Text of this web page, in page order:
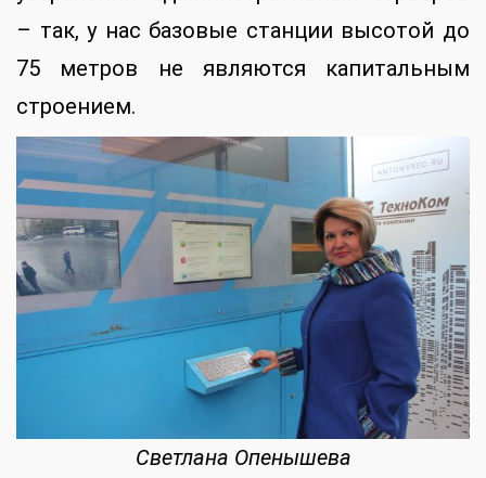
– так, у нас базовые станции высотой до
75 метров не являются капитальным
строением.
Светлана Опенышева